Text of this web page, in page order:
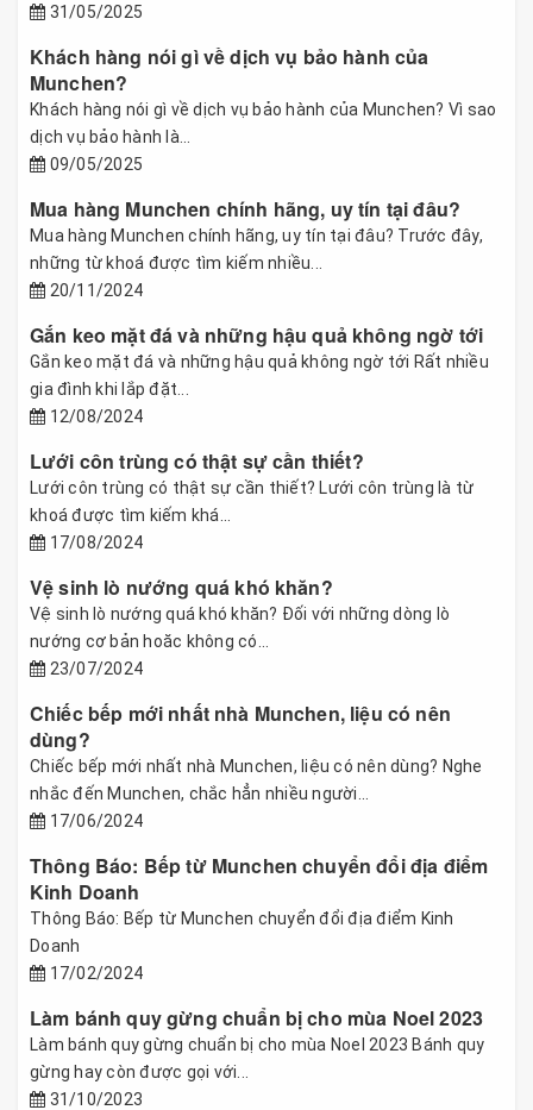
31/05/2025
Khách hàng nói gì về dịch vụ bảo hành của
Munchen?
Khách hàng nói gì về dịch vụ bảo hành của Munchen? Vì sao
dịch vụ bảo hành là...
09/05/2025
Mua hàng Munchen chính hãng, uy tín tại đâu?
Mua hàng Munchen chính hãng, uy tín tại đâu? Trước đây,
những từ khoá được tìm kiếm nhiều...
20/11/2024
Gắn keo mặt đá và những hậu quả không ngờ tới
Gắn keo mặt đá và những hậu quả không ngờ tới Rất nhiều
gia đình khi lắp đặt...
12/08/2024
Lưới côn trùng có thật sự cần thiết?
Lưới côn trùng có thật sự cần thiết? Lưới côn trùng là từ
khoá được tìm kiếm khá...
17/08/2024
Vệ sinh lò nướng quá khó khăn?
Vệ sinh lò nướng quá khó khăn? Đối với những dòng lò
nướng cơ bản hoăc không có...
23/07/2024
Chiếc bếp mới nhất nhà Munchen, liệu có nên
dùng?
Chiếc bếp mới nhất nhà Munchen, liệu có nên dùng? Nghe
nhắc đến Munchen, chắc hẳn nhiều người...
17/06/2024
Thông Báo: Bếp từ Munchen chuyển đổi địa điểm
Kinh Doanh
Thông Báo: Bếp từ Munchen chuyển đổi địa điểm Kinh
Doanh
17/02/2024
Làm bánh quy gừng chuẩn bị cho mùa Noel 2023
Làm bánh quy gừng chuẩn bị cho mùa Noel 2023 Bánh quy
gừng hay còn được gọi với...
31/10/2023